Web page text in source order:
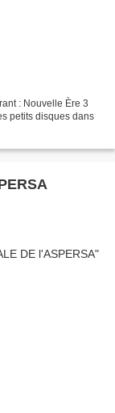
: Nouvelle Ère 3
petits disques dans